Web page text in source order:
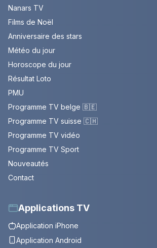
Nanars TV
Films de Noël
Anniversaire des stars
Météo du jour
Horoscope du jour
Résultat Loto
PMU
Programme TV belge 🇧🇪
Programme TV suisse 🇨🇭
Programme TV vidéo
Programme TV Sport
Nouveautés
Contact
Applications TV
Application iPhone
Application Android